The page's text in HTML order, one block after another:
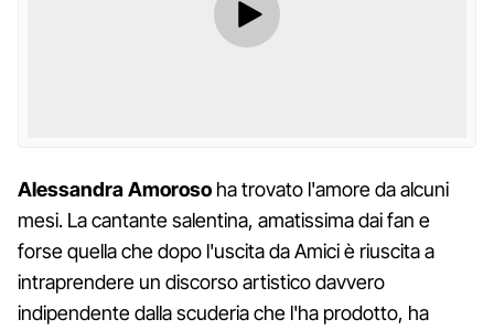
Alessandra Amoroso ha trovato l'amore da alcuni
mesi. La cantante salentina, amatissima dai fan e
forse quella che dopo l'uscita da Amici è riuscita a
intraprendere un discorso artistico davvero
indipendente dalla scuderia che l'ha prodotto, ha